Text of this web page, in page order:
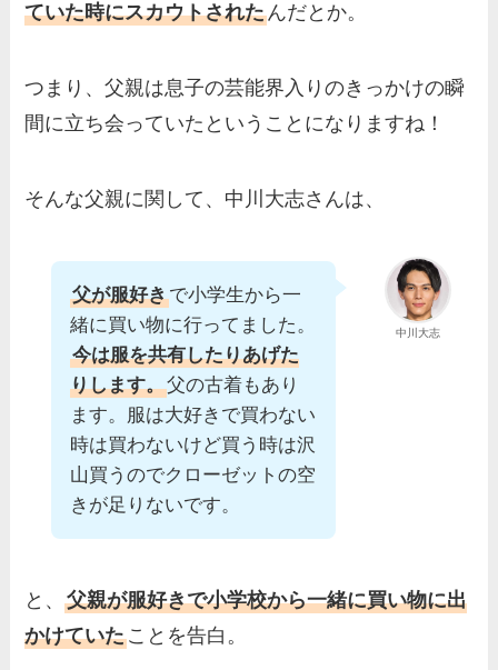
ていた時にスカウトされたんだとか。
つまり、父親は息子の芸能界入りのきっかけの瞬
間に立ち会っていたということになりますね！
そんな父親に関して、中川大志さんは、
中川大志
父が服好きで小学生から一
緒に買い物に行ってました。
今は服を共有したりあげた
りします。父の古着もあり
ます。服は大好きで買わない
時は買わないけど買う時は沢
山買うのでクローゼットの空
きが足りないです。
と、父親が服好きで小学校から一緒に買い物に出
かけていたことを告白。